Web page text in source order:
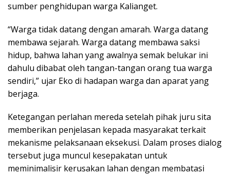
sumber penghidupan warga Kalianget.
“Warga tidak datang dengan amarah. Warga datang
membawa sejarah. Warga datang membawa saksi
hidup, bahwa lahan yang awalnya semak belukar ini
dahulu dibabat oleh tangan-tangan orang tua warga
sendiri,” ujar Eko di hadapan warga dan aparat yang
berjaga.
Ketegangan perlahan mereda setelah pihak juru sita
memberikan penjelasan kepada masyarakat terkait
mekanisme pelaksanaan eksekusi. Dalam proses dialog
tersebut juga muncul kesepakatan untuk
meminimalisir kerusakan lahan dengan membatasi